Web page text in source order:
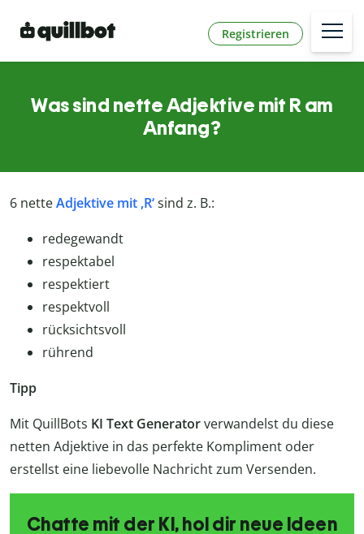
Registrieren
Was sind nette Adjektive mit R am
Anfang?
6 netteAdjektive mit ,R‘sind z. B.:
redegewandt
respektabel
respektiert
respektvoll
rücksichtsvoll
rührend
Tipp
Mit QuillBots KI Text Generatorverwandelst du diese
netten Adjektive in das perfekte Kompliment oder
erstellst eine liebevolle Nachricht zum Versenden.
Chatte mit der KI, hol dir neue Ideen